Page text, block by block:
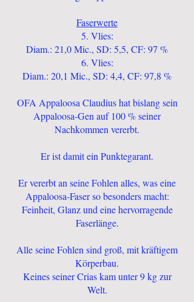
Faserwerte
5. Vlies:
Diam.: 21,0 Mic., SD: 5,5, CF: 97 %
6. Vlies:
Diam.: 20,1 Mic., SD: 4,4, CF: 97,8 %
OFA Appaloosa Claudius hat bislang sein
Appaloosa-Gen auf 100 % seiner
Nachkommen vererbt.
Er ist damit ein Punktegarant.
Er vererbt an seine Fohlen alles, was eine
Appaloosa-Faser so besonders macht:
Feinheit, Glanz und eine hervorragende
Faserlänge.
Alle seine Fohlen sind groß, mit kräftigem
Körperbau.
Keines seiner Crias kam unter 9 kg zur
Welt.